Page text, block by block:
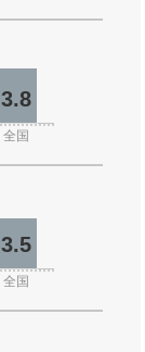
3.8
全国
3.5
全国